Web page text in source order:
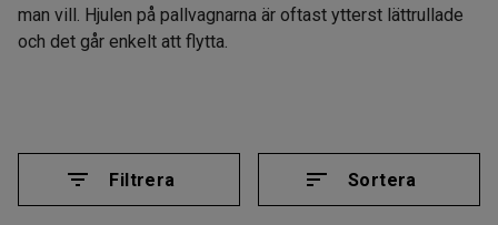
man vill. Hjulen på pallvagnarna är oftast ytterst lättrullade
och det går enkelt att flytta.
Filtrera Sortera